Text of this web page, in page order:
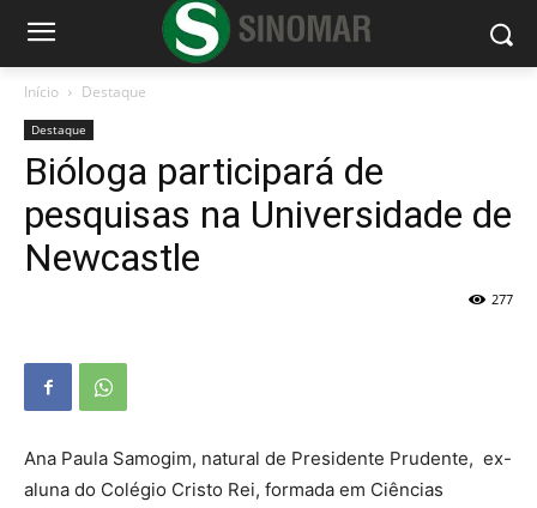
Início Destaque
Destaque
Bióloga participará de
pesquisas na Universidade de
Newcastle
277
Ana Paula Samogim, natural de Presidente Prudente, ex-
aluna do Colégio Cristo Rei, formada em Ciências